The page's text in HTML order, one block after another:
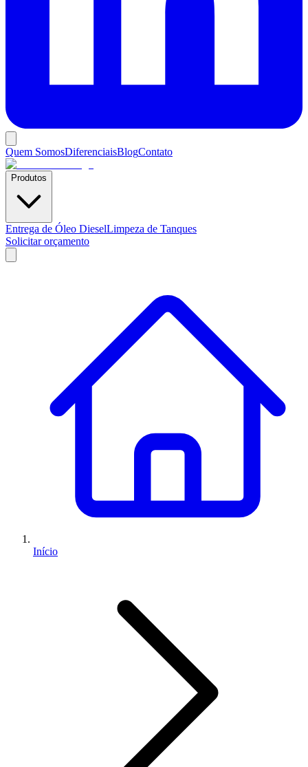
Quem SomosDiferenciaisBlogContato
Produtos
Entrega de Óleo DieselLimpeza de Tanques
Solicitar orçamento
Início